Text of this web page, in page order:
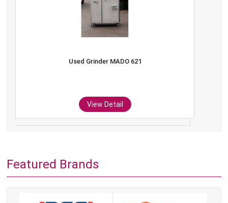
Used Grinder MADO 621
View Detail
Featured Brands